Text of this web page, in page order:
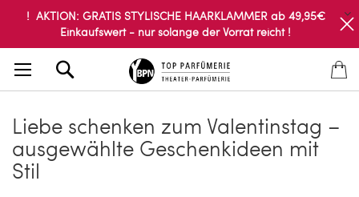
! AKTION: GRATIS STYLISCHE HAARKLAMMER ab 49,95€
Einkaufswert - nur solange der Vorrat reicht !
Liebe schenken zum Valentinstag –
ausgewählte Geschenkideen mit
Stil